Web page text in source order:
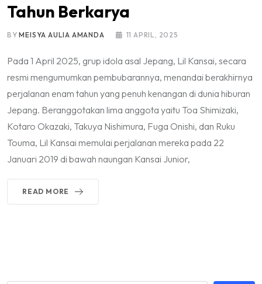
Tahun Berkarya
BYMEISYA AULIA AMANDA 11 APRIL, 2025
Pada 1 April 2025, grup idola asal Jepang, Lil Kansai, secara
resmi mengumumkan pembubarannya, menandai berakhirnya
perjalanan enam tahun yang penuh kenangan di dunia hiburan
Jepang. Beranggotakan lima anggota yaitu Toa Shimizaki,
Kotaro Okazaki, Takuya Nishimura, Fuga Onishi, dan Ruku
Touma, Lil Kansai memulai perjalanan mereka pada 22
Januari 2019 di bawah naungan Kansai Junior,
READ MORE